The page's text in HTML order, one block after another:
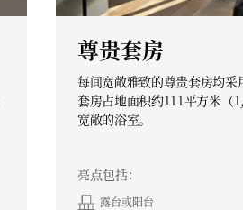
尊贵套房
每间宽敞雅致的尊贵套房均
套房占地面积约111平方米（
宽敞的浴室。
亮点包括：
露台或阳台